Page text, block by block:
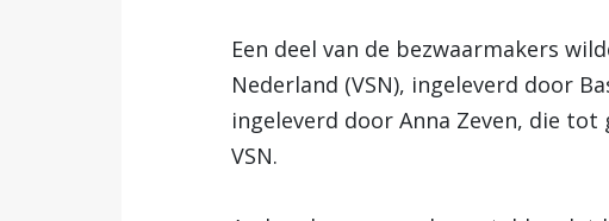
Een deel van de bezwaarmakers
Nederland (VSN), ingeleverd door
ingeleverd door Anna Zeven, die
VSN.